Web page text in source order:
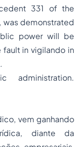
331 of the
was demonstrated
power will be
fault in vigilando in
administration.
vem ganhando
diante da